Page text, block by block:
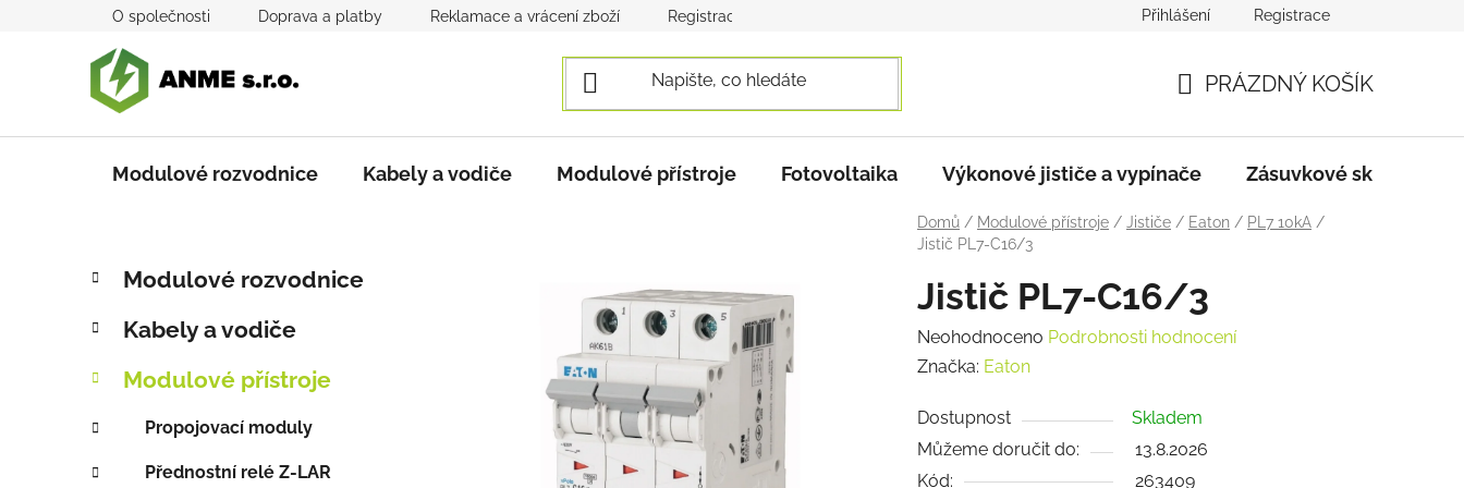
O společnosti Doprava a platby Reklamace a vrácení zboží Registrace a přihlášení Podmínky ochrany osobních údajů
Přihlášení Registrace
KOŠÍK
PRÁZDNÝ KOŠÍK
Modulové rozvodnice Kabely a vodiče Modulové přístroje Fotovoltaika Výkonové jističe a vypínače Zásuvkové skříně
Domů / Modulové přístroje / Jističe / Eaton / PL7 10kA /
Jistič PL7-C16/3
P
s
r
n
n
kategorie
a
e
o
i
Modulové rozvodnice
Kabely a vodiče
Modulové přístroje
Propojovací moduly
Přednostní relé Z-LAR
Jistič PL7-C16/3
Průměrné
hodnocení
je
0,0
z
Neohodnoceno Podrobnosti hodnocení
Značka: Eaton
Dostupnost
Skladem
Můžeme doručit do:
13.8.2026
Kód:
263409